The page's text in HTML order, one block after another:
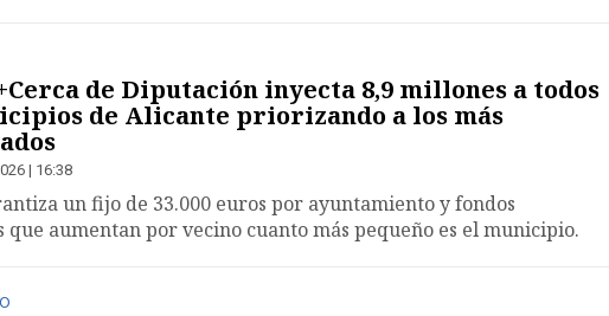
de Diputación inyecta 8,9 millones a todos
de Alicante priorizando a los más
| 16:38
un fijo de 33.000 euros por ayuntamiento y fondos
que aumentan por vecino cuanto más pequeño es el municipio.